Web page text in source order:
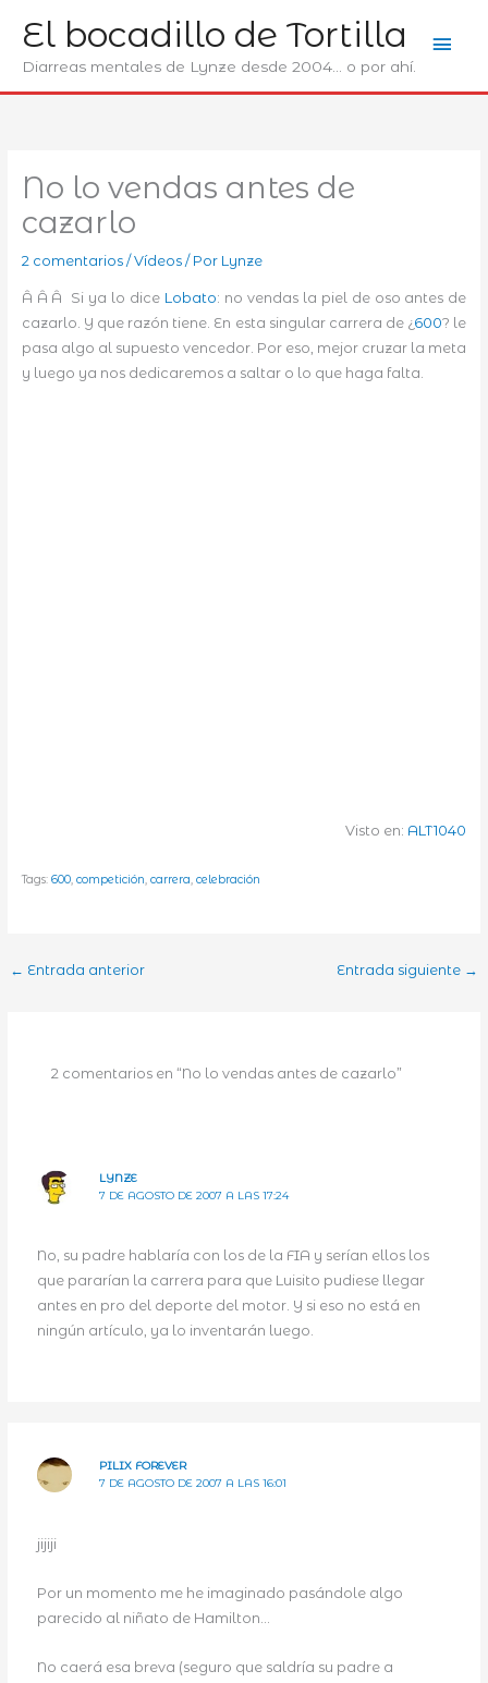
contenido
El bocadillo de Tortilla
Diarreas mentales de Lynze desde 2004... o por ahí.
No lo vendas antes de
cazarlo
2 comentarios /Ví­deos/ Por Lynze
Â Â Â Si ya lo dice Lobato: no vendas la piel de oso antes de
cazarlo. Y que razón tiene. En esta singular carrera de ¿600? le
pasa algo al supuesto vencedor. Por eso, mejor cruzar la meta
y luego ya nos dedicaremos a saltar o lo que haga falta.
Visto en: ALT1040
Tags: 600, competición, carrera, celebración
← Entrada anterior Entrada siguiente →
2 comentarios en “No lo vendas antes de cazarlo”
LYNZE
7 DE AGOSTO DE 2007 A LAS 17:24
No, su padre hablaría con los de la FIA y serían ellos los
que pararían la carrera para que Luisito pudiese llegar
antes en pro del deporte del motor. Y si eso no está en
ningún artículo, ya lo inventarán luego.
PILIX FOREVER
7 DE AGOSTO DE 2007 A LAS 16:01
jijiji
Por un momento me he imaginado pasándole algo
parecido al niñato de Hamilton…
No caerá esa breva (seguro que saldría su padre a